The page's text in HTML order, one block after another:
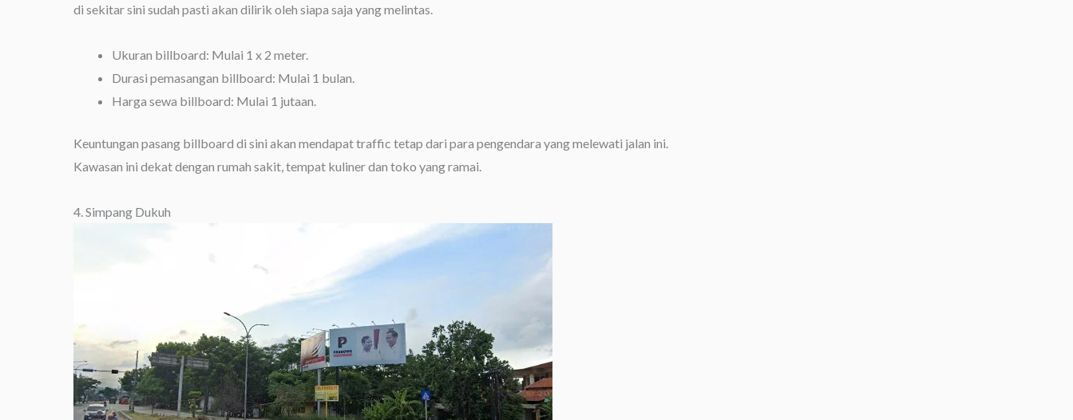
di sekitar sini sudah pasti akan dilirik oleh siapa saja yang melintas.
Ukuran billboard: Mulai 1 x 2 meter.
Durasi pemasangan billboard: Mulai 1 bulan.
Harga sewa billboard: Mulai 1 jutaan.
Keuntungan pasang billboard di sini akan mendapat traffic tetap dari para pengendara yang melewati jalan ini.
Kawasan ini dekat dengan rumah sakit, tempat kuliner dan toko yang ramai.
4. Simpang Dukuh